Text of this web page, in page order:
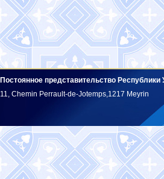
Постоянное представительство
11, Chemin Perrault-de-Jotemps,1217 Meyrin